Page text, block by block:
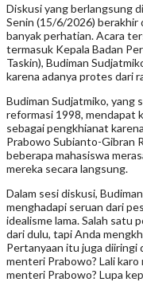
Diskusi yang berlangsung
Senin (15/6/2026) berakhir
banyak perhatian. Acara
termasuk Kepala Badan
Taskin), Budiman
karena adanya protes dari
Budiman Sudjatmiko, yang
reformasi 1998, mendapat
sebagai pengkhianat
Prabowo Subianto-Gibran
beberapa mahasiswa
mereka secara langsung.
Dalam sesi diskusi,
menghadapi seruan dari
idealisme lama. Salah satu
dari dulu, tapi Anda
Pertanyaan itu juga diiringi
menteri Prabowo? Lali karo
menteri Prabowo? Lupa